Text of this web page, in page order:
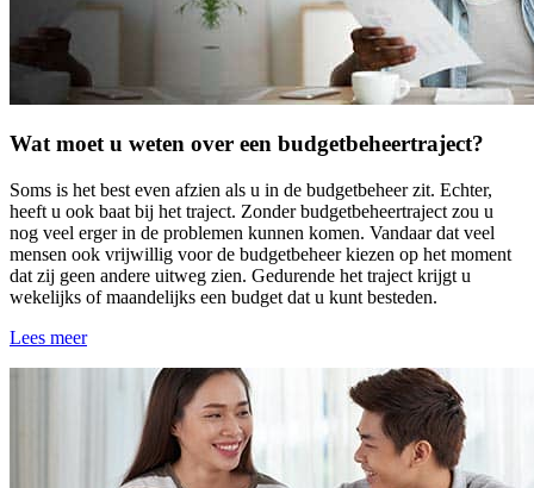
Wat moet u weten over een budgetbeheertraject?
Soms is het best even afzien als u in de budgetbeheer zit. Echter,
heeft u ook baat bij het traject. Zonder budgetbeheertraject zou u
nog veel erger in de problemen kunnen komen. Vandaar dat veel
mensen ook vrijwillig voor de budgetbeheer kiezen op het moment
dat zij geen andere uitweg zien. Gedurende het traject krijgt u
wekelijks of maandelijks een budget dat u kunt besteden.
Lees meer